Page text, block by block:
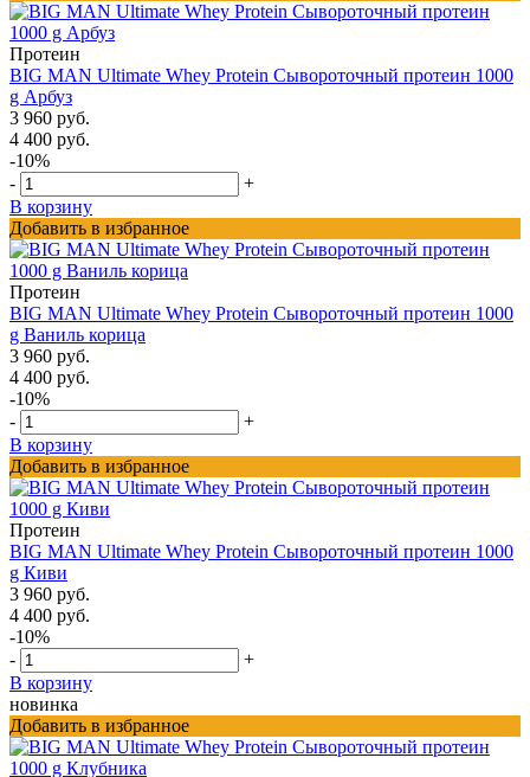
Протеин
BIG MAN Ultimate Whey Protein Сывороточный протеин 1000
g Арбуз
3 960 руб.
4 400 руб.
-10%
-
+
В корзину
Добавить в избранное
Протеин
BIG MAN Ultimate Whey Protein Сывороточный протеин 1000
g Ваниль корица
3 960 руб.
4 400 руб.
-10%
-
+
В корзину
Добавить в избранное
Протеин
BIG MAN Ultimate Whey Protein Сывороточный протеин 1000
g Киви
3 960 руб.
4 400 руб.
-10%
-
+
В корзину
новинка
Добавить в избранное